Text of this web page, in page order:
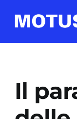
Il